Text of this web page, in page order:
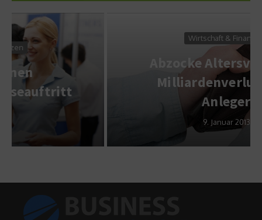
Abzocke Altersvorsorge:
Milliardenverluste für